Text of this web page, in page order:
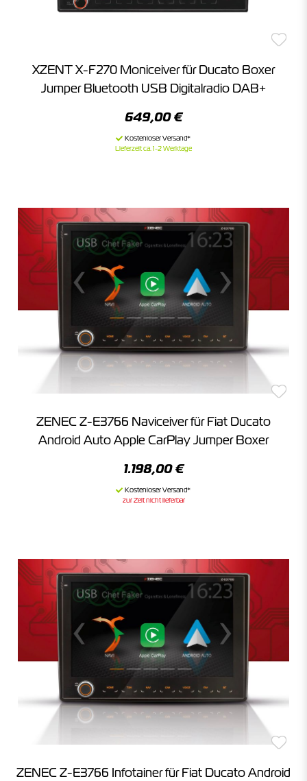
XZENT X-F270 Moniceiver für Ducato Boxer
Jumper Bluetooth USB Digitalradio DAB+
649,00 €
Lieferzeit ca. 1-2 Werktage
ZENEC Z-E3766 Naviceiver für Fiat Ducato
Android Auto Apple CarPlay Jumper Boxer
1.198,00 €
zur Zeit nicht lieferbar
ZENEC Z-E3766 Infotainer für Fiat Ducato Android